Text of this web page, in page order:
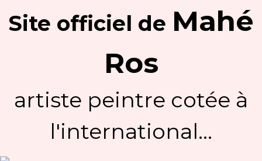
Site officiel de Mahé
Ros
artiste peintre cotée à
l'international...